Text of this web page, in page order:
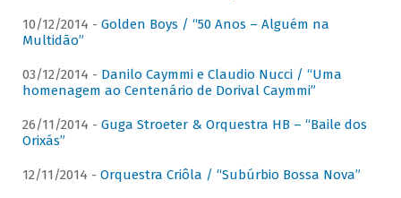
10/12/2014 - Golden Boys / “50 Anos – Alguém na
Multidão”
03/12/2014 - Danilo Caymmi e Claudio Nucci / “Uma
homenagem ao Centenário de Dorival Caymmi”
26/11/2014 - Guga Stroeter & Orquestra HB – “Baile dos
Orixás”
12/11/2014 - Orquestra Criôla / “Subúrbio Bossa Nova”